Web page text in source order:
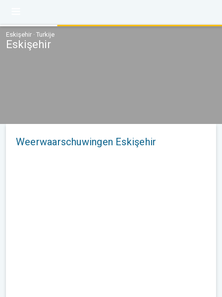
Eskişehir · Turkije
Eskişehir
Weerwaarschuwingen Eskişehir